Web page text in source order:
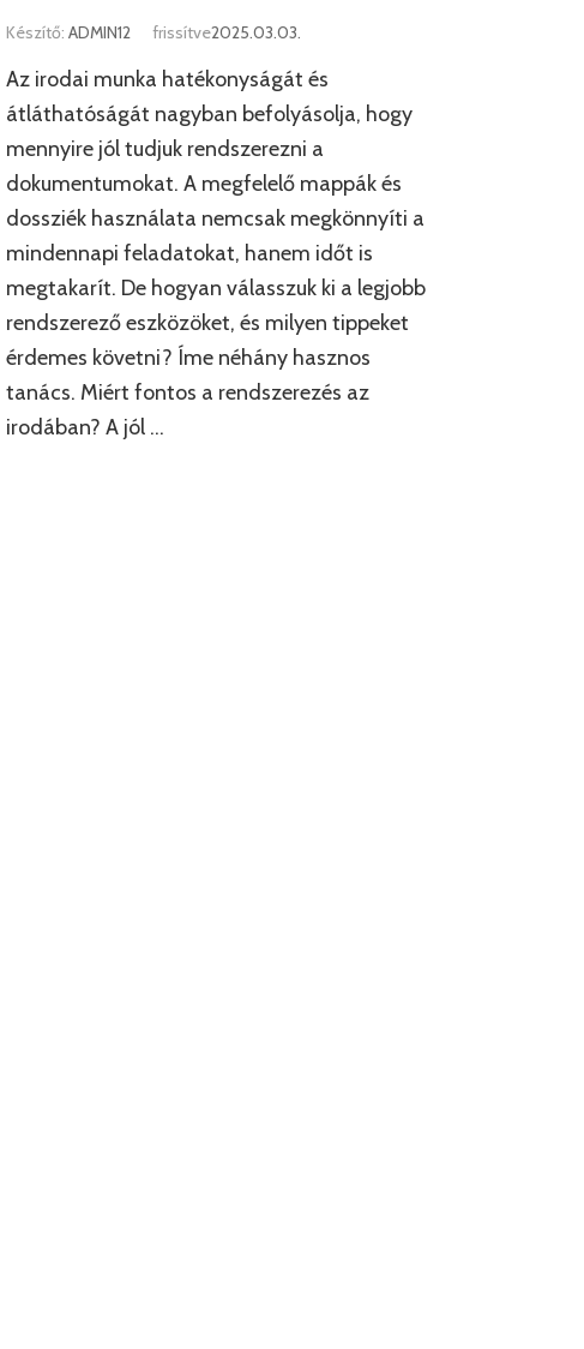
Készítő: ADMIN12 frissítve2025.03.03.
Az irodai munka hatékonyságát és
átláthatóságát nagyban befolyásolja, hogy
mennyire jól tudjuk rendszerezni a
dokumentumokat. A megfelelő mappák és
dossziék használata nemcsak megkönnyíti a
mindennapi feladatokat, hanem időt is
megtakarít. De hogyan válasszuk ki a legjobb
rendszerező eszközöket, és milyen tippeket
érdemes követni? Íme néhány hasznos
tanács. Miért fontos a rendszerezés az
irodában? A jól …